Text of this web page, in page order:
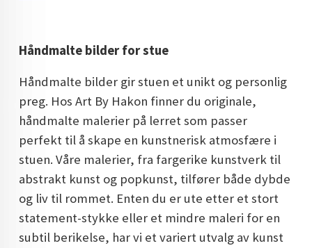
KUNSTNER BLOGG - EN KUNSTNERS DAGBOK
STORE MALERIER TIL STUE
NORSK KUNST
DOPAMIN DECOR NORGE
Håndmalte bilder for stue
Håndmalte bilder gir stuen et unikt og personlig
preg. Hos Art By Hakon finner du originale,
håndmalte malerier på lerret som passer
perfekt til å skape en kunstnerisk atmosfære i
stuen. Våre malerier, fra fargerike kunstverk til
abstrakt kunst og popkunst, tilfører både dybde
og liv til rommet. Enten du er ute etter et stort
statement-stykke eller et mindre maleri for en
subtil berikelse, har vi et variert utvalg av kunst